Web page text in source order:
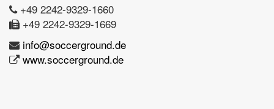
+49 2242-9329-1660
+49 2242-9329-1669
info@soccerground.de
www.soccerground.de